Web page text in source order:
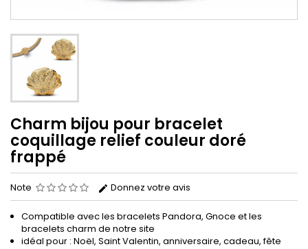
Charm bijou pour bracelet
coquillage relief couleur doré
frappé
Note Donnez votre avis
Compatible avec les bracelets Pandora, Gnoce et les
bracelets charm de notre site
idéal pour : Noël, Saint Valentin, anniversaire, cadeau, fête